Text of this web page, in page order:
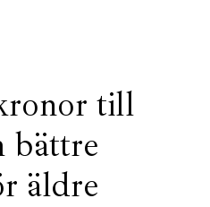
till
bättre
äldre